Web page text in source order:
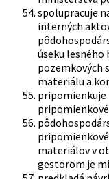
spolupracuje
interných
úseku
pozemkových
materiálu a
materiálov v
gestorom je